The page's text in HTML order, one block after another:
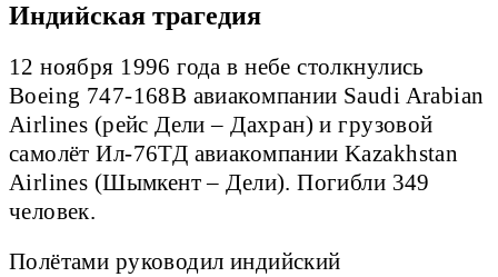
Индийская трагедия
12 ноября 1996 года в небе столкнулись
Boeing 747-168В авиакомпании Saudi Arabian
Airlines (рейс Дели – Дахран) и грузовой
самолёт Ил-76ТД авиакомпании Kazakhstan
Airlines (Шымкент – Дели). Погибли 349
человек.
Полётами руководил индийский